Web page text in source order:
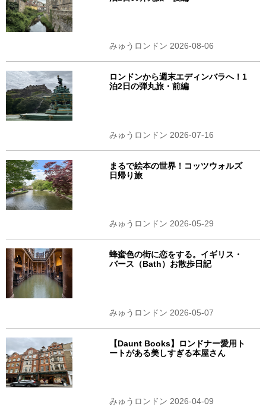
みゅうロンドン 2026-08-06
ロンドンから週末エディンバラへ！1
泊2日の弾丸旅・前編
みゅうロンドン 2026-07-16
まるで絵本の世界！コッツウォルズ
日帰り旅
みゅうロンドン 2026-05-29
蜂蜜色の街に恋をする。イギリス・
バース（Bath）お散歩日記
みゅうロンドン 2026-05-07
【Daunt Books】ロンドナー愛用ト
ートがある美しすぎる本屋さん
みゅうロンドン 2026-04-09